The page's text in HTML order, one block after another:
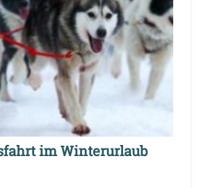
im Winterurlaub